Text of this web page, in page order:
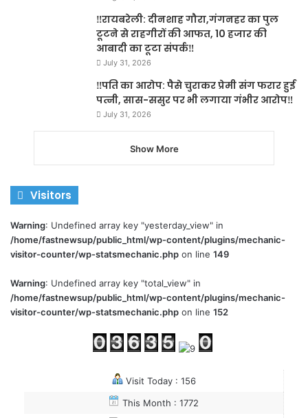
‼️रायबरेली: दीनशाह गौरा,गंगनहर का पुल
टूटने से राहगीरों की आफत, 10 हजार की
आबादी का टूटा संपर्क‼️
July 31, 2026
‼️पति का आरोप: पैसे चुराकर प्रेमी संग फरार हुई
पत्नी, सास-ससुर पर भी लगाया गंभीर आरोप‼️
July 31, 2026
Show More
Visitors
Warning: Undefined array key "yesterday_view" in
/home/fastnewsup/public_html/wp-content/plugins/mechanic-
visitor-counter/wp-statsmechanic.php on line 149
Warning: Undefined array key "total_view" in
/home/fastnewsup/public_html/wp-content/plugins/mechanic-
visitor-counter/wp-statsmechanic.php on line 152
Visit Today : 156
This Month : 1772